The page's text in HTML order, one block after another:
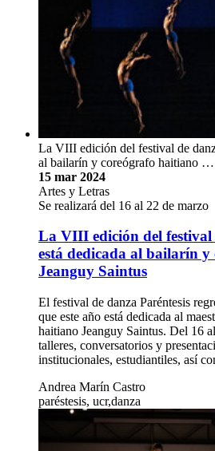
La VIII edición del festival de
al bailarín y coreógrafo haitiano …
15 mar 2024
Artes y Letras
Se realizará del 16 al 22 de marzo
La VIII edición del festival
está dedicada al bailarín
Jeanguy Saintus
El festival de danza Paréntesis
que este año está dedicada al
haitiano Jeanguy Saintus. Del 16
talleres, conversatorios y
institucionales, estudiantiles, así
Andrea Marín Castro
paréstesis, ucr,danza